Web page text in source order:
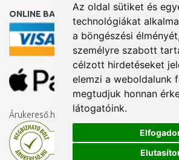
Az oldal sütiket és
technológiákat
a böngészési
személyre szabott
célzott hirdetéseket
elemzi a weboldalunk
megtudjuk honnan
látogatóink.
ONLINE BANKKÁRTYÁVAL
Árukereső.hu